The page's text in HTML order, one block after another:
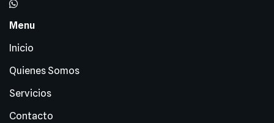
Menu
Inicio
Quienes Somos
Servicios
Contacto